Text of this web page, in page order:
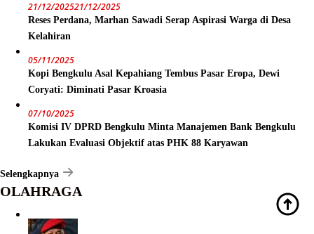
21/12/202521/12/2025
Reses Perdana, Marhan Sawadi Serap Aspirasi Warga di Desa
Kelahiran
05/11/2025
Kopi Bengkulu Asal Kepahiang Tembus Pasar Eropa, Dewi
Coryati: Diminati Pasar Kroasia
07/10/2025
Komisi IV DPRD Bengkulu Minta Manajemen Bank Bengkulu
Lakukan Evaluasi Objektif atas PHK 88 Karyawan
Selengkapnya
OLAHRAGA